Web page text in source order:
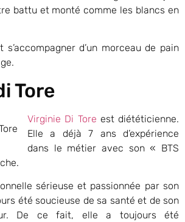
battu et monté comme les blancs en
d’un morceau de pain
Tore
Virginie Di Tore est diététicienne.
Elle a déjà 7 ans d’expérience
dans le métier avec son « BTS
sérieuse et passionnée par son
été soucieuse de sa santé et de son
De ce fait, elle a toujours été